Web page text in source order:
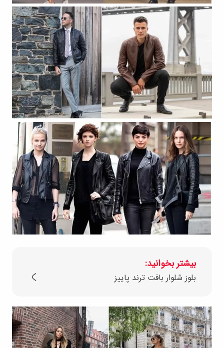
بیشتر بخوانید:
بلوز شلوار بافت ترند پاییز